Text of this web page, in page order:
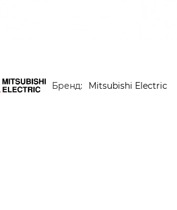
Бренд: Mitsubishi Electric